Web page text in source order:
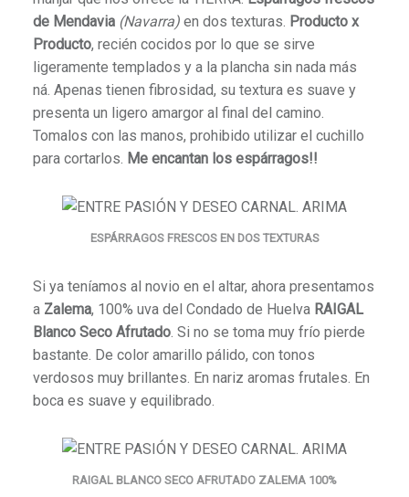
de Mendavia (Navarra)en dos texturas. Producto x
Producto, recién cocidos por lo que se sirve
ligeramente templados y a la plancha sin nada más
ná. Apenas tienen fibrosidad, su textura es suave y
presenta un ligero amargor al final del camino.
Tomalos con las manos, prohibido utilizar el cuchillo
para cortarlos. Me encantan los espárragos!!
ESPÁRRAGOS FRESCOS EN DOS TEXTURAS
Si ya teníamos al novio en el altar, ahora presentamos
a Zalema, 100% uva del Condado de Huelva RAIGAL
Blanco Seco Afrutado. Si no se toma muy frío pierde
bastante. De color amarillo pálido, con tonos
verdosos muy brillantes. En nariz aromas frutales. En
boca es suave y equilibrado.
RAIGAL BLANCO SECO AFRUTADO ZALEMA 100%